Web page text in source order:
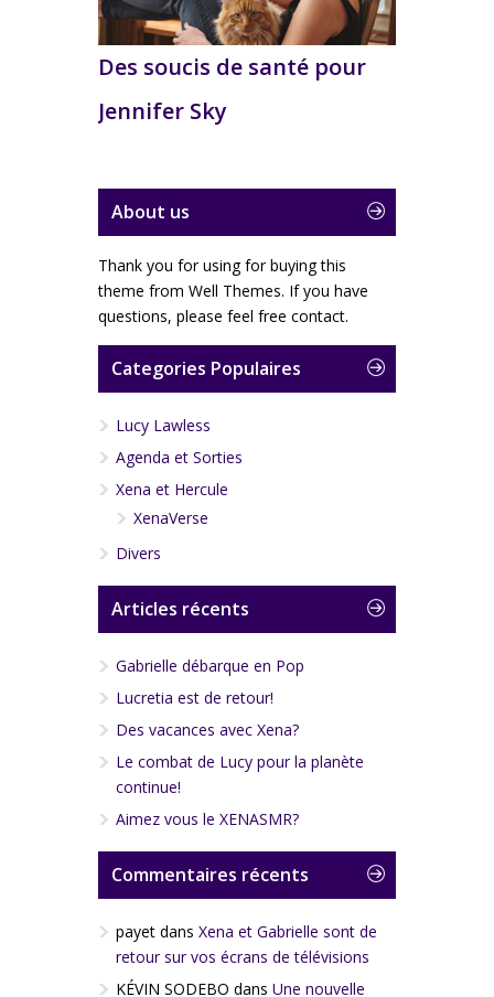
Des soucis de santé pour
Jennifer Sky
About us
Thank you for using for buying this
theme from Well Themes. If you have
questions, please feel free contact.
Categories Populaires
Lucy Lawless
Agenda et Sorties
Xena et Hercule
XenaVerse
Divers
Articles récents
Gabrielle débarque en Pop
Lucretia est de retour!
Des vacances avec Xena?
Le combat de Lucy pour la planète
continue!
Aimez vous le XENASMR?
Commentaires récents
payet dans Xena et Gabrielle sont de
retour sur vos écrans de télévisions
KÉVIN SODEBO dans Une nouvelle